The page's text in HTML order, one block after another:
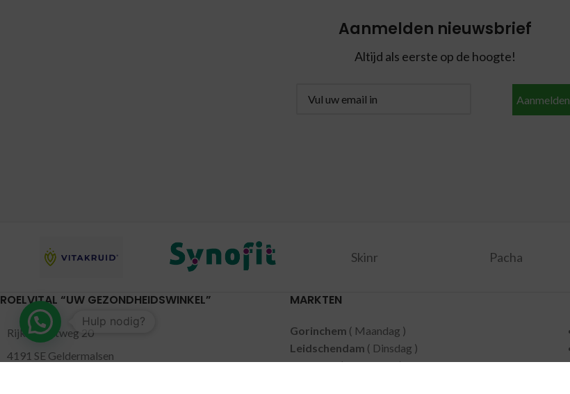
Aanmelden nieuwsbrief
Altijd als eerste op de hoogte!
Aanmelden
Skinr Pacha
ROELVITAL “UW GEZONDHEIDSWINKEL”
Rijksstraatweg 20
4191 SE Geldermalsen
MARKTEN
Gorinchem ( Maandag )
Leidschendam ( Dinsdag )
Pijnacker( Woensdag )
Hulp nodig?